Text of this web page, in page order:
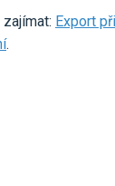
Export
.